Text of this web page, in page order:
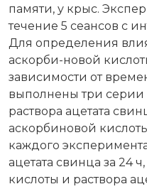
памяти, у крыс.
течение 5 сеансов с
Для определения
аскорби-новой
зависимости от
выполнены три серии
раствора ацетата
аскорбиновой
каждого
ацетата свинца за 24
кислоты и раствора